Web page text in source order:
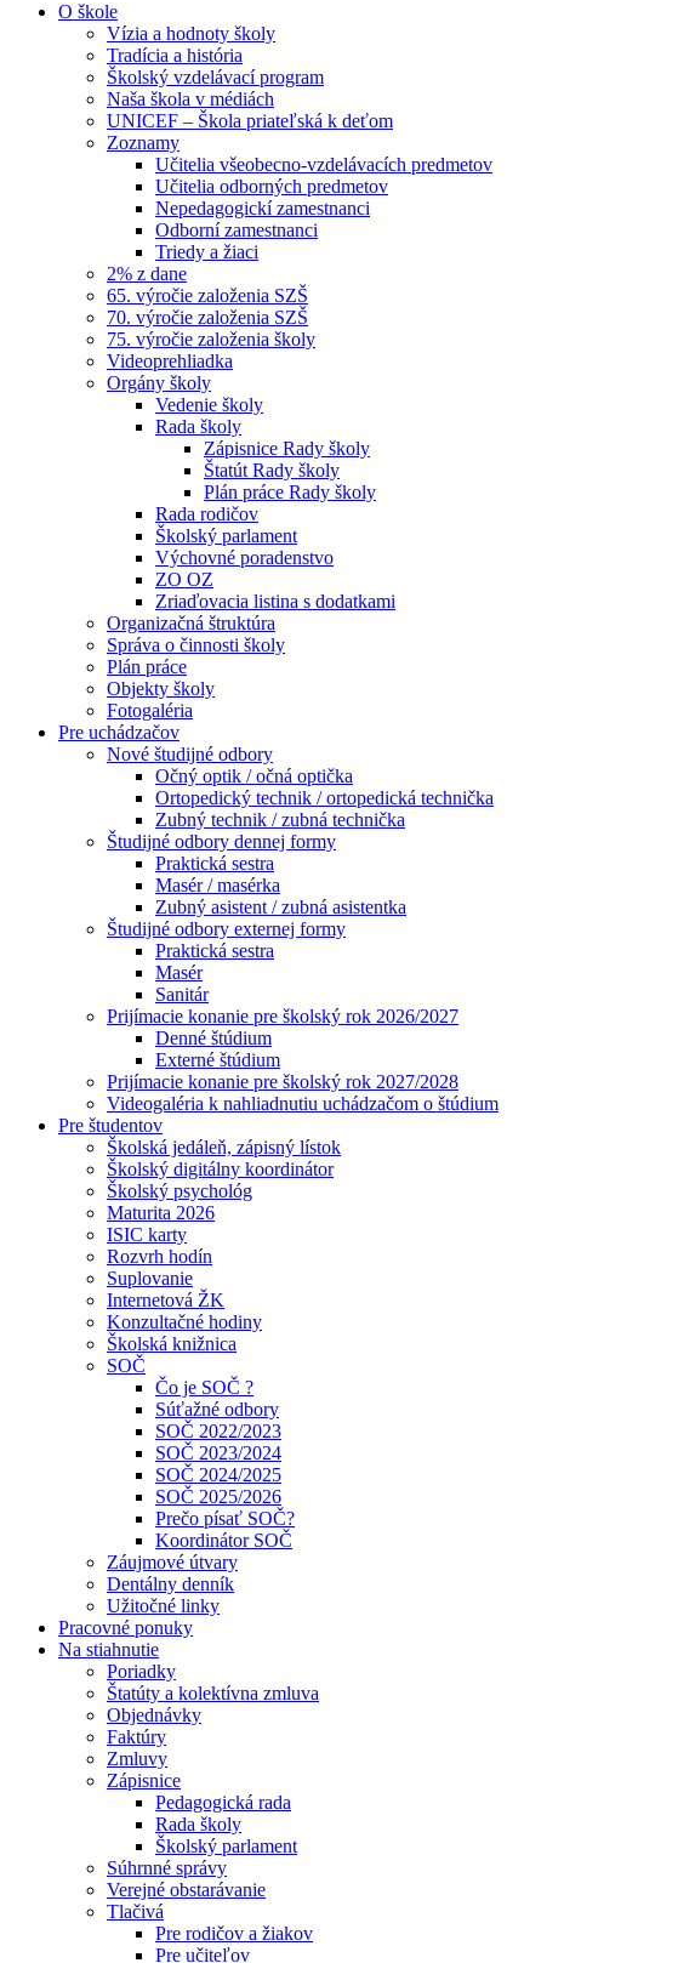
O škole
Vízia a hodnoty školy
Tradícia a história
Školský vzdelávací program
Naša škola v médiách
UNICEF – Škola priateľská k deťom
Zoznamy
Učitelia všeobecno-vzdelávacích predmetov
Učitelia odborných predmetov
Nepedagogickí zamestnanci
Odborní zamestnanci
Triedy a žiaci
2% z dane
65. výročie založenia SZŠ
70. výročie založenia SZŠ
75. výročie založenia školy
Videoprehliadka
Orgány školy
Vedenie školy
Rada školy
Zápisnice Rady školy
Štatút Rady školy
Plán práce Rady školy
Rada rodičov
Školský parlament
Výchovné poradenstvo
ZO OZ
Zriaďovacia listina s dodatkami
Organizačná štruktúra
Správa o činnosti školy
Plán práce
Objekty školy
Fotogaléria
Pre uchádzačov
Nové študijné odbory
Očný optik / očná optička
Ortopedický technik / ortopedická technička
Zubný technik / zubná technička
Študijné odbory dennej formy
Praktická sestra
Masér / masérka
Zubný asistent / zubná asistentka
Študijné odbory externej formy
Praktická sestra
Masér
Sanitár
Prijímacie konanie pre školský rok 2026/2027
Denné štúdium
Externé štúdium
Prijímacie konanie pre školský rok 2027/2028
Videogaléria k nahliadnutiu uchádzačom o štúdium
Pre študentov
Školská jedáleň, zápisný lístok
Školský digitálny koordinátor
Školský psychológ
Maturita 2026
ISIC karty
Rozvrh hodín
Suplovanie
Internetová ŽK
Konzultačné hodiny
Školská knižnica
SOČ
Čo je SOČ ?
Súťažné odbory
SOČ 2022/2023
SOČ 2023/2024
SOČ 2024/2025
SOČ 2025/2026
Prečo písať SOČ?
Koordinátor SOČ
Záujmové útvary
Dentálny denník
Užitočné linky
Pracovné ponuky
Na stiahnutie
Poriadky
Štatúty a kolektívna zmluva
Objednávky
Faktúry
Zmluvy
Zápisnice
Pedagogická rada
Rada školy
Školský parlament
Súhrnné správy
Verejné obstarávanie
Tlačivá
Pre rodičov a žiakov
Pre učiteľov